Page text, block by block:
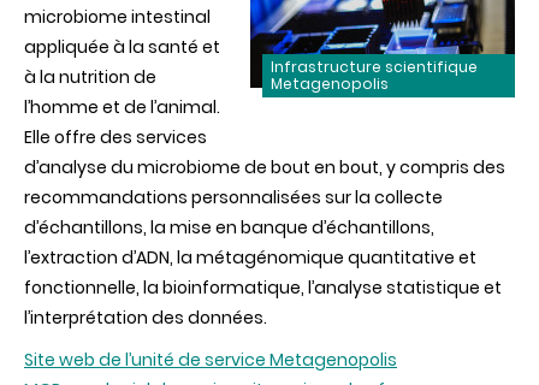
Infrastructure scientifique
Metagenopolis
microbiome intestinal
appliquée à la santé et
à la nutrition de
l’homme et de l’animal.
Elle offre des services
d’analyse du microbiome de bout en bout, y compris des
recommandations personnalisées sur la collecte
d’échantillons, la mise en banque d’échantillons,
l’extraction d’ADN, la métagénomique quantitative et
fonctionnelle, la bioinformatique, l’analyse statistique et
l’interprétation des données.
Site web de l’unité de service Metagenopolis